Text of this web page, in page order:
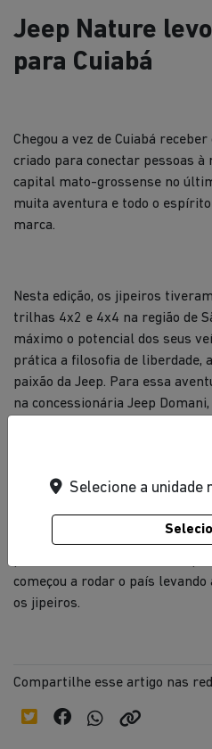
Jeep Nature
para Cuiabá
Chegou a vez de Cuiabá
criado para conectar pessoas à
capital mato-grossense no
muita aventura e todo o
marca.
Nesta edição, os jipeiros
trilhas 4x2 e 4x4 na região de
máximo o potencial dos seus
prática a filosofia de liberdade,
paixão da Jeep. Para essa
na concessionária Jeep
Dedicado aos apaixonados pela
começou a rodar o país
os jipeiros.
Compartilhe esse artigo nas
Selecione a unidade